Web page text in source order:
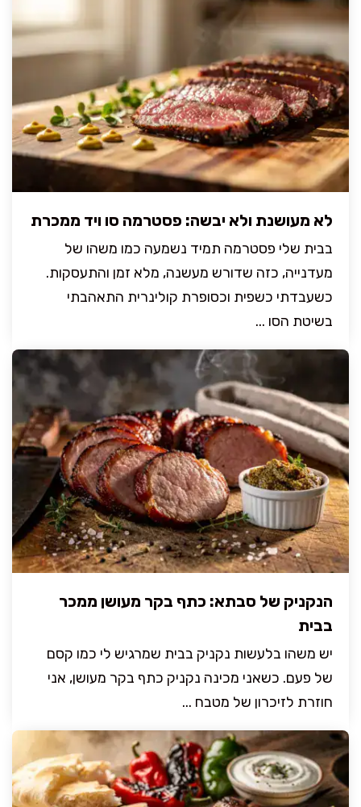
לא מעושנת ולא יבשה: פסטרמה סו ויד ממכרת
בבית שלי פסטרמה תמיד נשמעה כמו משהו של
מעדנייה, כזה שדורש מעשנה, מלא זמן והתעסקות.
כשעבדתי כשפית וכסופרת קולינרית התאהבתי
בשיטת הסו ...
הנקניק של סבתא: כתף בקר מעושן ממכר
בבית
יש משהו בלעשות נקניק בבית שמרגיש לי כמו קסם
של פעם. כשאני מכינה נקניק כתף בקר מעושן, אני
חוזרת לזיכרון של מטבח ...